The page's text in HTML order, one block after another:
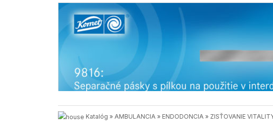
Katalóg » AMBULANCIA » ENDODONCIA » ZISŤOVANIE